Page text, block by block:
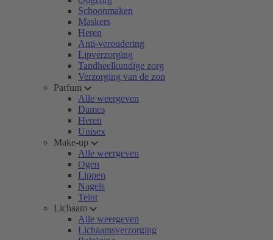
Schoonmaken
Maskers
Heren
Anti-veroudering
Lipverzorging
Tandheelkundige zorg
Verzorging van de zon
Parfum
Alle weergeven
Dames
Heren
Unisex
Make-up
Alle weergeven
Ogen
Lippen
Nagels
Teint
Lichaam
Alle weergeven
Lichaamsverzorging